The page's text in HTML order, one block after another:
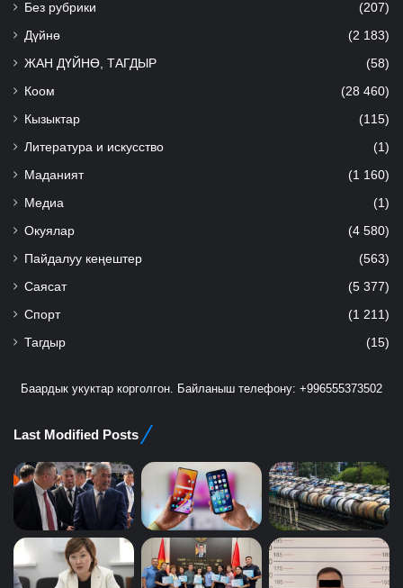
Без рубрики (207)
Дүйнө (2 183)
ЖАН ДҮЙНӨ, ТАГДЫР (58)
Коом (28 460)
Кызыктар (115)
Литература и искусство (1)
Маданият (1 160)
Медиа (1)
Окуялар (4 580)
Пайдалуу кеңештер (563)
Саясат (5 377)
Спорт (1 211)
Тагдыр (15)
Баардык укуктар корголгон. Байланыш телефону: +996555373502
Last Modified Posts